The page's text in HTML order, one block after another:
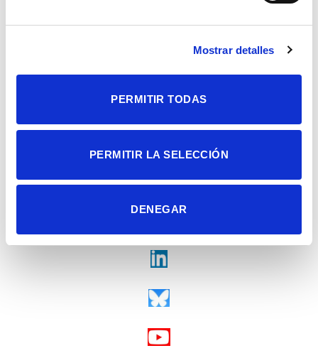
Mostrar detalles
PERMITIR TODAS
PERMITIR LA SELECCIÓN
DENEGAR
Alicante | España
Tel. + 34 965 23 37 00